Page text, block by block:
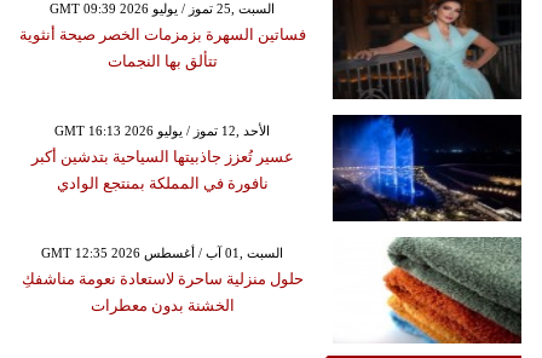
GMT 09:39 2026 السبت ,25 تموز / يوليو
فساتين السهرة بزمزمات الخصر صيحة أنثوية
تتألق بها النجمات
GMT 16:13 2026 الأحد ,12 تموز / يوليو
عسير تُعزز جاذبيتها السياحية بتدشين أكبر
نافورة في المملكة بمنتجع الوادي
GMT 12:35 2026 السبت ,01 آب / أغسطس
حلول منزلية ساحرة لاستعادة نعومة مناشفكِ
الخشنة بدون معطرات